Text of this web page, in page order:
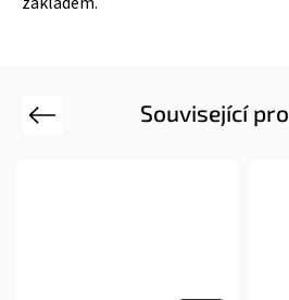
Související
Previous